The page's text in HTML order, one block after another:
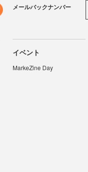
メールバックナンバー
イベント
MarkeZine Day